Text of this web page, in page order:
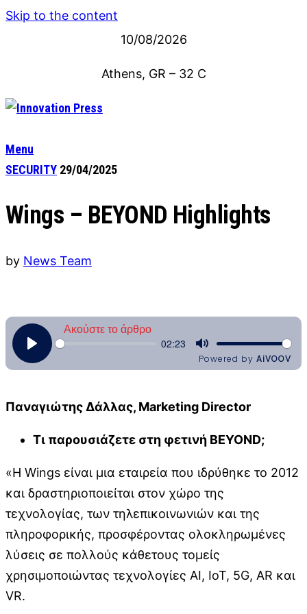
Skip to the content
10/08/2026
Athens, GR – 32 C
Menu
SECURITY 29/04/2025
Wings – BEYOND Highlights
by News Team
Παναγιώτης Δάλλας, Marketing Director
Τι παρουσιάζετε στη φετινή BEYOND;
«Η Wings είναι μια εταιρεία που ιδρύθηκε το 2012
και δραστηριοποιείται στον χώρο της
τεχνολογίας, των τηλεπικοινωνιών και της
πληροφορικής, προσφέροντας ολοκληρωμένες
λύσεις σε πολλούς κάθετους τομείς
χρησιμοποιώντας τεχνολογίες AI, IoT, 5G, AR και
VR.